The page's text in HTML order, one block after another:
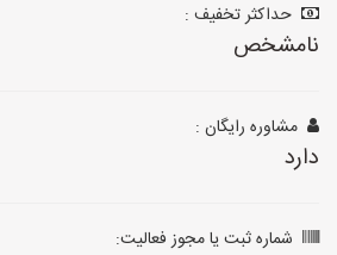
حداکثر تخفیف :
نامشخص
مشاوره رایگان :
دارد
شماره ثبت یا مجوز فعالیت: